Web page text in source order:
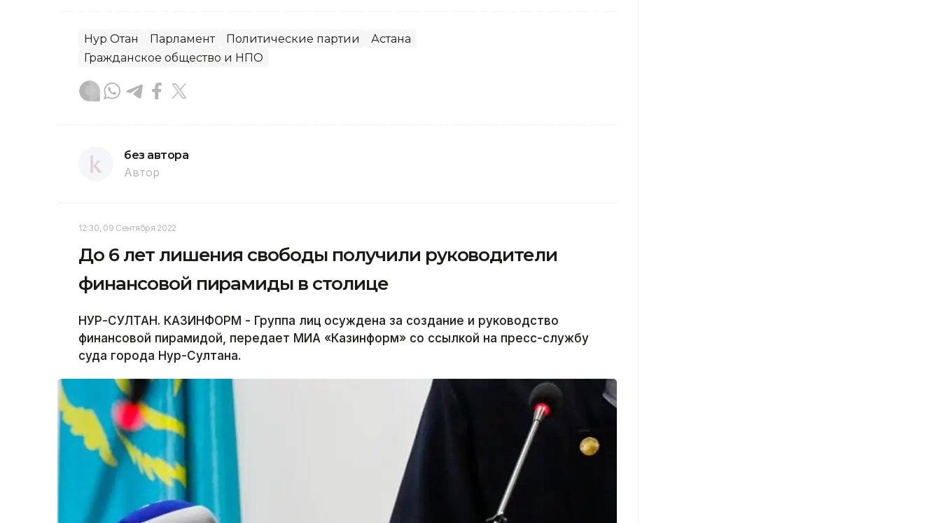
Нур Отан Парламент Политические партии
Астана
Гражданское общество и НПО
без автора
Автор
12:30, 09 Сентября 2022
До 6 лет лишения свободы получили руководители
финансовой пирамиды в столице
НУР-СУЛТАН. КАЗИНФОРМ - Группа лиц осуждена за создание и руководство
финансовой пирамидой, передает МИА «Казинформ» со ссылкой на пресс-службу
суда города Нур-Султана.